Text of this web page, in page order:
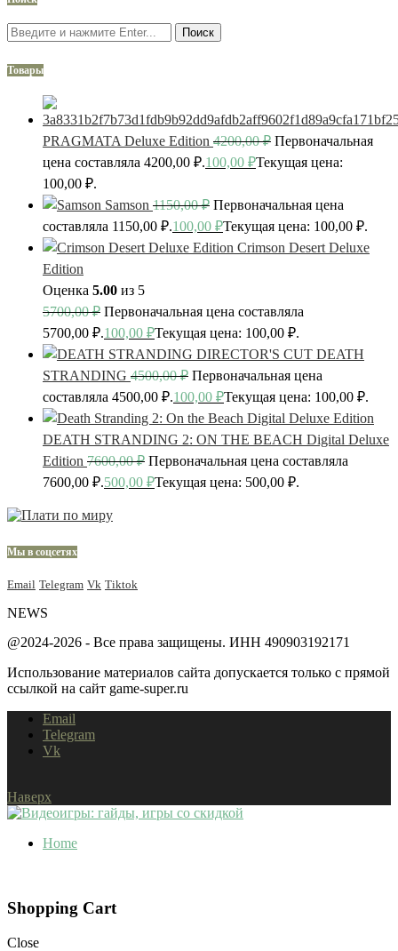
Поиск
Товары
PRAGMATA Deluxe Edition 4200,00₽ Первоначальная
цена составляла 4200,00 ₽.100,00 ₽Текущая цена:
100,00 ₽.
Samson 1150,00₽ Первоначальная цена
составляла 1150,00 ₽.100,00 ₽Текущая цена: 100,00 ₽.
Crimson Desert Deluxe
Edition
Оценка 5.00 из 5
5700,00₽ Первоначальная цена составляла
5700,00 ₽.100,00 ₽Текущая цена: 100,00 ₽.
DEATH
STRANDING 4500,00₽ Первоначальная цена
составляла 4500,00 ₽.100,00 ₽Текущая цена: 100,00 ₽.
DEATH STRANDING 2: ON THE BEACH Digital Deluxe
Edition 7600,00₽ Первоначальная цена составляла
7600,00 ₽.500,00 ₽Текущая цена: 500,00 ₽.
Мы в соцсетях
Email Telegram Vk Tiktok
NEWS
@2024-2026 - Все права защищены. ИНН 490903192171
Использование материалов сайта допускается только с прямой
ссылкой на сайт game-super.ru
Email
Telegram
Vk
Наверх
Home
Shopping Cart
Close